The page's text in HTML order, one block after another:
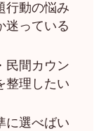
行動の悩み
迷っている
民間カウン
整理したい
に選べばい